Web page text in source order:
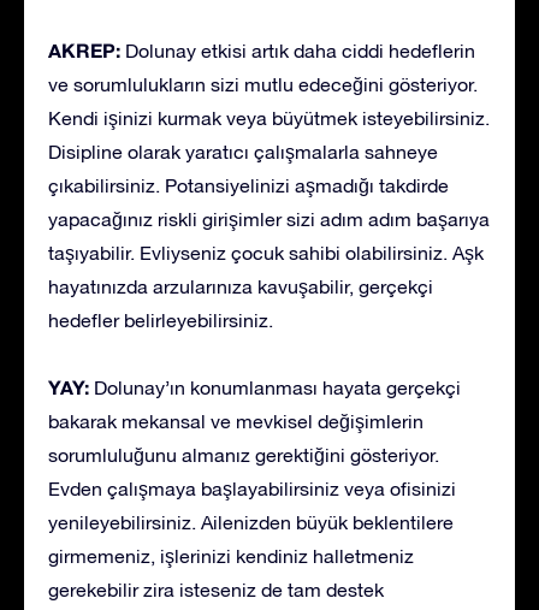
AKREP: Dolunay etkisi artık daha ciddi hedeflerin
ve sorumlulukların sizi mutlu edeceğini gösteriyor.
Kendi işinizi kurmak veya büyütmek isteyebilirsiniz.
Disipline olarak yaratıcı çalışmalarla sahneye
çıkabilirsiniz. Potansiyelinizi aşmadığı takdirde
yapacağınız riskli girişimler sizi adım adım başarıya
taşıyabilir. Evliyseniz çocuk sahibi olabilirsiniz. Aşk
hayatınızda arzularınıza kavuşabilir, gerçekçi
hedefler belirleyebilirsiniz.
YAY: Dolunay’ın konumlanması hayata gerçekçi
bakarak mekansal ve mevkisel değişimlerin
sorumluluğunu almanız gerektiğini gösteriyor.
Evden çalışmaya başlayabilirsiniz veya ofisinizi
yenileyebilirsiniz. Ailenizden büyük beklentilere
girmemeniz, işlerinizi kendiniz halletmeniz
gerekebilir zira isteseniz de tam destek